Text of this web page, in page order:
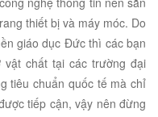
thiết bị và máy móc. Do
giáo dục Đức thì các bạn
chất tại các trường đại
tiêu chuẩn quốc tế mà chỉ
tiếp cận, vậy nên đừng